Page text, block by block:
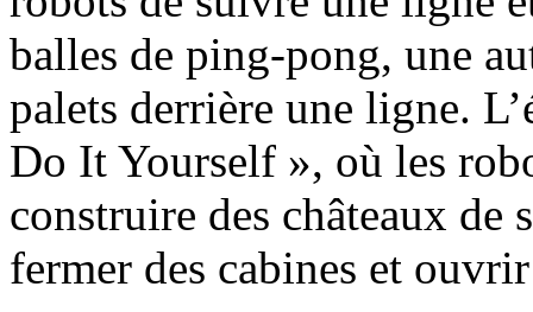
balles de ping-pong, une
palets derrière une ligne.
Do It Yourself », où les
construire des châteaux de
fermer des cabines et